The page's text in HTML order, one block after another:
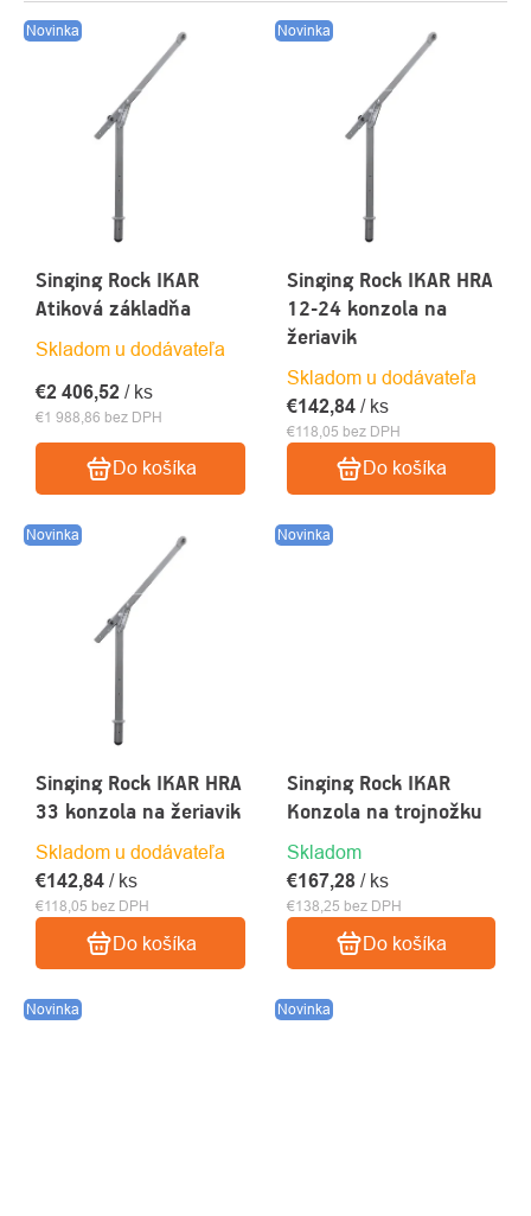
VÝPIS
PRODUKTOV
Novinka
Singing Rock IKAR
Atiková základňa
Skladom u dodávateľa
€1 988,86 bez DPH
€2 406,52 / ks
Do košíka
Novinka
Singing Rock IKAR HRA
12-24 konzola na
žeriavik
Skladom u dodávateľa
€118,05 bez DPH
€142,84 / ks
Do košíka
Novinka
Singing Rock IKAR HRA
33 konzola na žeriavik
Skladom u dodávateľa
€118,05 bez DPH
€142,84 / ks
Do košíka
Novinka
Singing Rock IKAR
Konzola na trojnožku
Skladom
€138,25 bez DPH
€167,28 / ks
Do košíka
Novinka Novinka